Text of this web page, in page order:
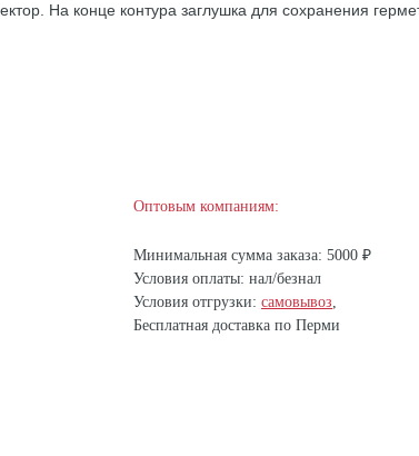
На конце контура заглушка для сохранения
Оптовым компаниям:
Минимальная сумма заказа: 5000 ₽
Условия оплаты: нал/безнал
Условия отгрузки: самовывоз,
Бесплатная доставка по Перми